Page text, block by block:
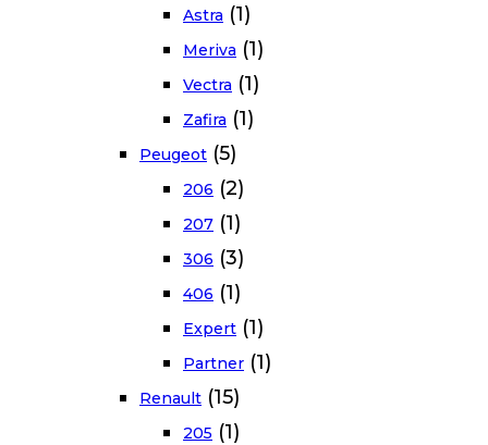
Astra (1)
Meriva (1)
Vectra (1)
Zafira (1)
Peugeot (5)
206 (2)
207 (1)
306 (3)
406 (1)
Expert (1)
Partner (1)
Renault (15)
205 (1)